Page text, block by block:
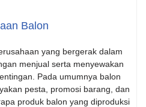
Balon
yang bergerak dalam
menjual serta menyewakan
Pada umumnya balon
pesta, promosi barang, dan
produk balon yang diproduksi